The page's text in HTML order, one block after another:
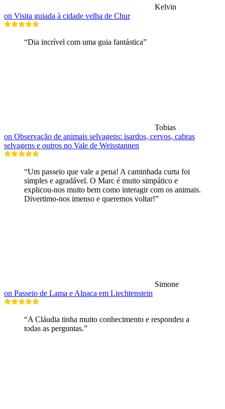
Kelvin
on Visita guiada à cidade velha de Chur
“Dia incrível com uma guia fantástica”
Tobias
on Observação de animais selvagens: isardos, cervos, cabras
selvagens e outros no Vale de Weisstannen
“Um passeio que vale a pena! A caminhada curta foi
simples e agradável. O Marc é muito simpático e
explicou-nos muito bem como interagir com os animais.
Divertimo-nos imenso e queremos voltar!”
Simone
on Passeio de Lama e Alpaca em Liechtenstein
“A Cláudia tinha muito conhecimento e respondeu a
todas as perguntas.”